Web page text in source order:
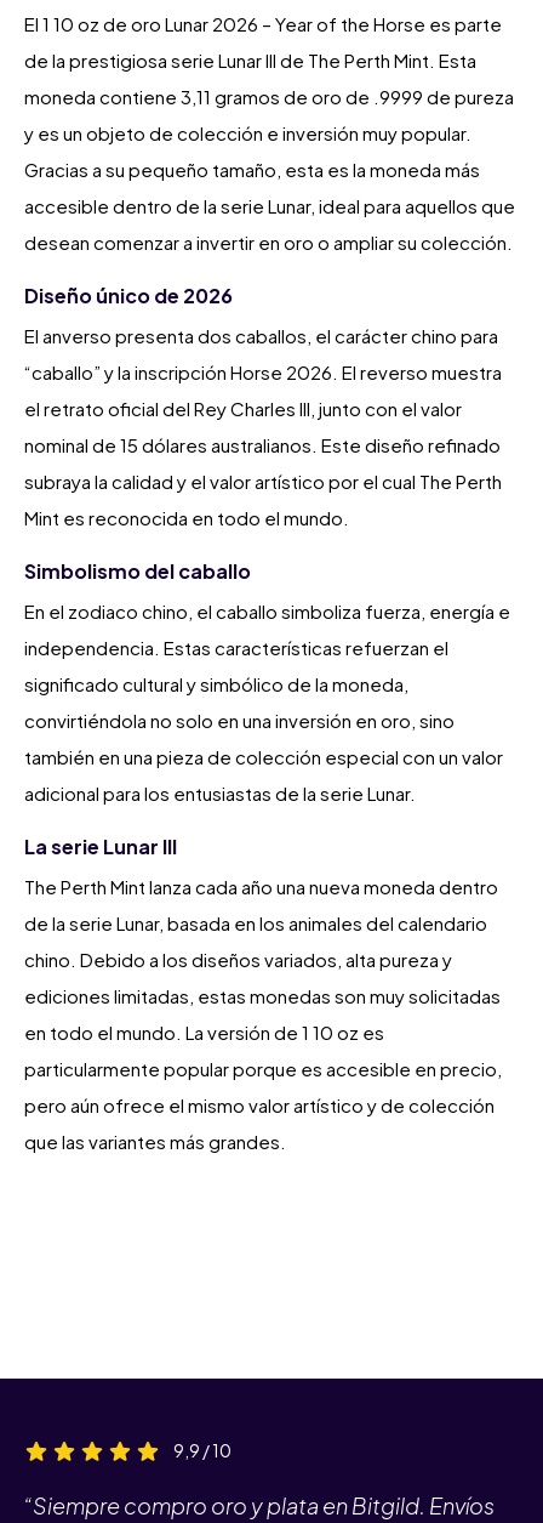
El 1 10 oz de oro Lunar 2026 – Year of the Horse es parte
de la prestigiosa serie Lunar III de The Perth Mint. Esta
moneda contiene 3,11 gramos de oro de .9999 de pureza
y es un objeto de colección e inversión muy popular.
Gracias a su pequeño tamaño, esta es la moneda más
accesible dentro de la serie Lunar, ideal para aquellos que
desean comenzar a invertir en oro o ampliar su colección.
Diseño único de 2026
El anverso presenta dos caballos, el carácter chino para
“caballo” y la inscripción Horse 2026. El reverso muestra
el retrato oficial del Rey Charles III, junto con el valor
nominal de 15 dólares australianos. Este diseño refinado
subraya la calidad y el valor artístico por el cual The Perth
Mint es reconocida en todo el mundo.
Simbolismo del caballo
En el zodiaco chino, el caballo simboliza fuerza, energía e
independencia. Estas características refuerzan el
significado cultural y simbólico de la moneda,
convirtiéndola no solo en una inversión en oro, sino
también en una pieza de colección especial con un valor
adicional para los entusiastas de la serie Lunar.
La serie Lunar III
The Perth Mint lanza cada año una nueva moneda dentro
de la serie Lunar, basada en los animales del calendario
chino. Debido a los diseños variados, alta pureza y
ediciones limitadas, estas monedas son muy solicitadas
en todo el mundo. La versión de 1 10 oz es
particularmente popular porque es accesible en precio,
pero aún ofrece el mismo valor artístico y de colección
que las variantes más grandes.
9,9 / 10
“Siempre compro oro y plata en Bitgild. Envíos